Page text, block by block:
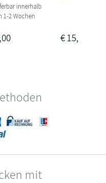
innerhalb
1-2 Wochen
€15,00
mit